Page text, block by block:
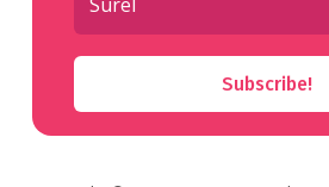
Subscribe!